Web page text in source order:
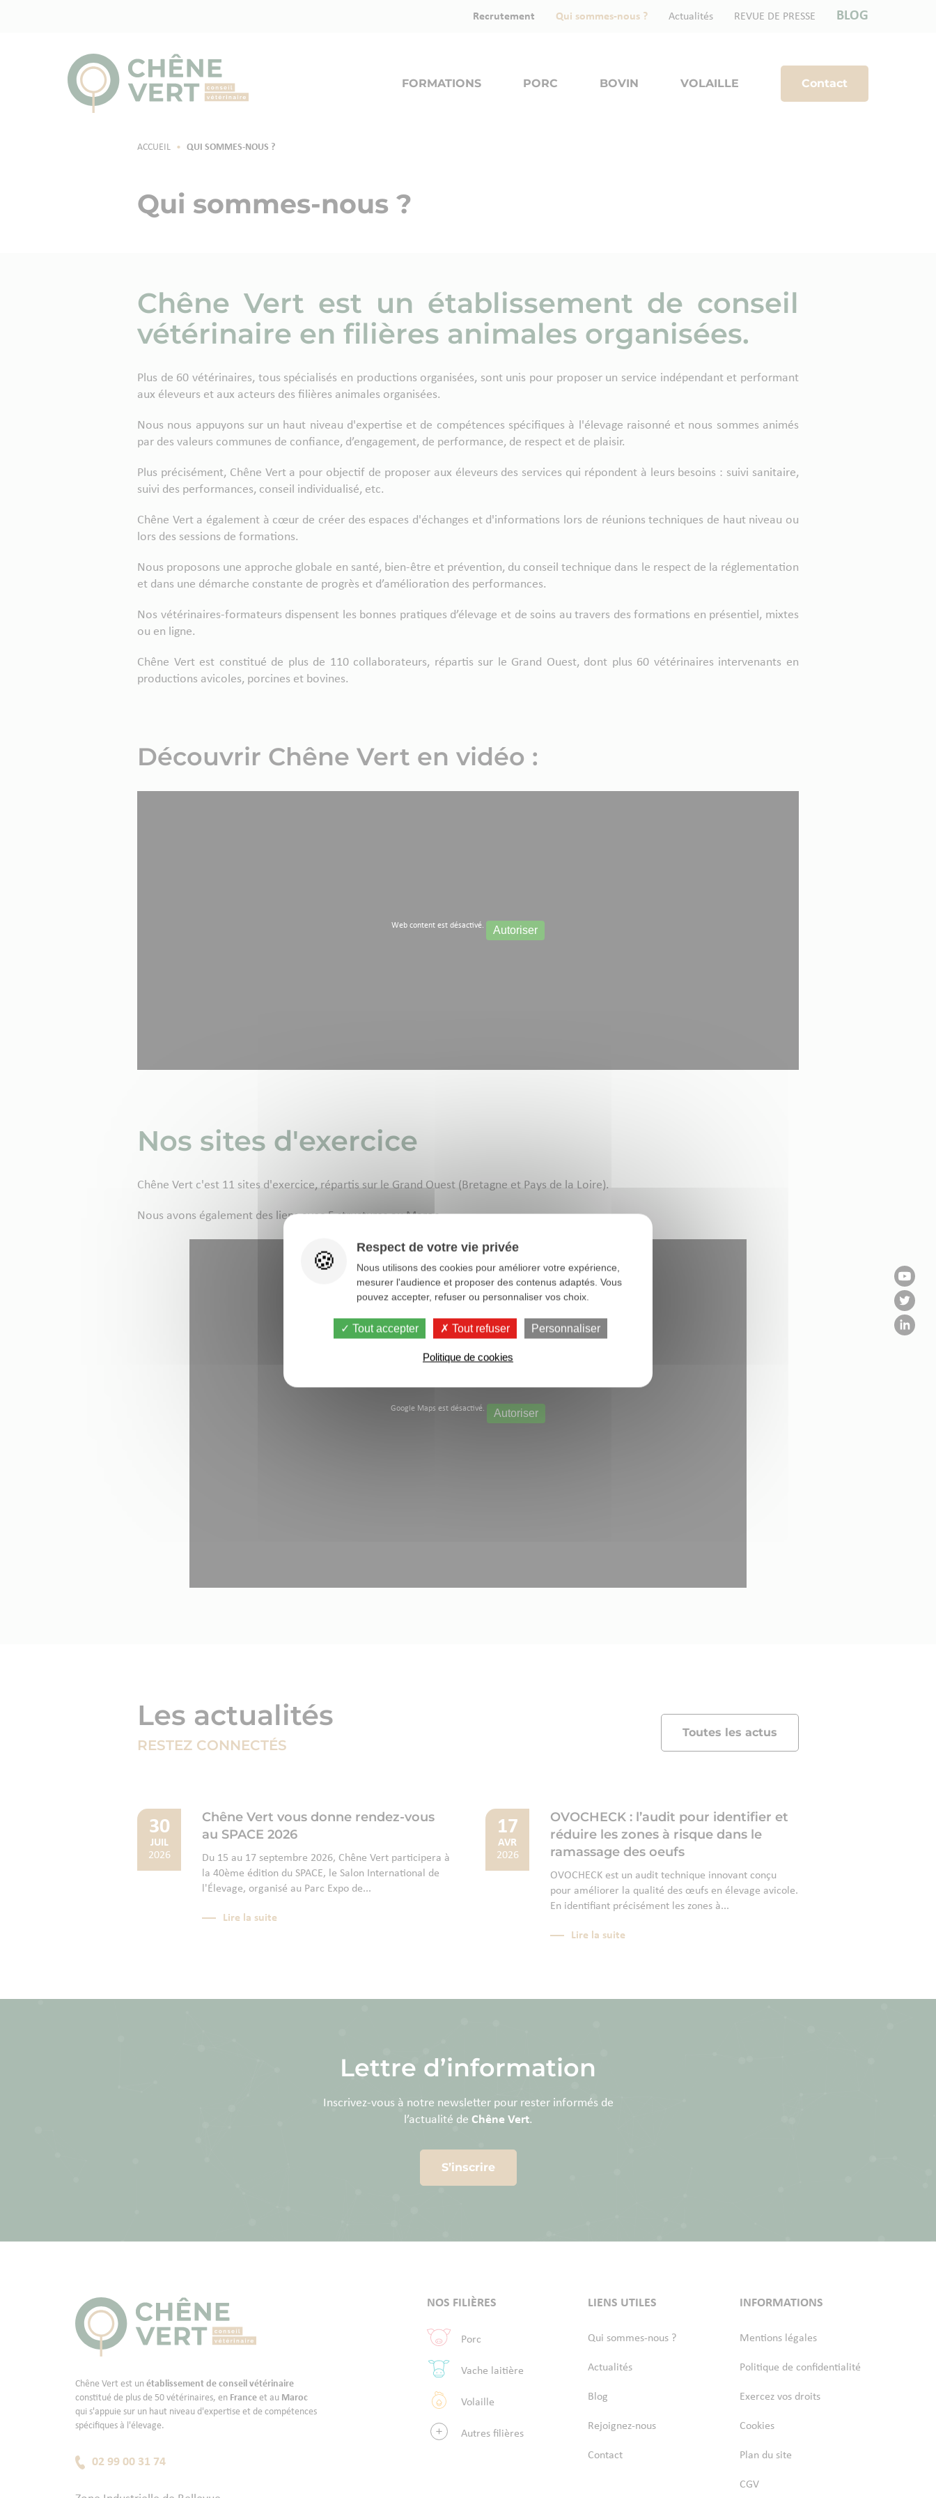
Recrutement Qui sommes-nous ? Actualités REVUE DE PRESSE BLOG
FORMATIONS PORC BOVIN VOLAILLE Contact
ACCUEIL • QUI SOMMES-NOUS ?
Qui sommes-nous ?
Chêne Vert est un établissement de conseil
vétérinaire en filières animales organisées.
Plus de 60 vétérinaires, tous spécialisés en productions organisées, sont unis pour proposer un service indépendant et performant
aux éleveurs et aux acteurs des filières animales organisées.
Nous nous appuyons sur un haut niveau d'expertise et de compétences spécifiques à l'élevage raisonné et nous sommes animés
par des valeurs communes de confiance, d’engagement, de performance, de respect et de plaisir.
Plus précisément, Chêne Vert a pour objectif de proposer aux éleveurs des services qui répondent à leurs besoins : suivi sanitaire,
suivi des performances, conseil individualisé, etc.
Chêne Vert a également à cœur de créer des espaces d'échanges et d'informations lors de réunions techniques de haut niveau ou
lors des sessions de formations.
Nous proposons une approche globale en santé, bien-être et prévention, du conseil technique dans le respect de la réglementation
et dans une démarche constante de progrès et d’amélioration des performances.
Nos vétérinaires-formateurs dispensent les bonnes pratiques d’élevage et de soins au travers des formations en présentiel, mixtes
ou en ligne.
Chêne Vert est constitué de plus de 110 collaborateurs, répartis sur le Grand Ouest, dont plus 60 vétérinaires intervenants en
productions avicoles, porcines et bovines.
Découvrir Chêne Vert en vidéo :
Web content est désactivé. Autoriser
Nos sites d'exercice
Chêne Vert c'est 11 sites d'exercice, répartis sur le Grand Ouest (Bretagne et Pays de la Loire).
Nous avons également des liens avec 5 structures au Maroc.
Google Maps est désactivé. Autoriser
Les actualités
RESTEZ CONNECTÉS
30
JUIL
2026
Chêne Vert vous donne rendez-vous
au SPACE 2026
Du 15 au 17 septembre 2026, Chêne Vert participera à
la 40ème édition du SPACE, le Salon International de
l'Élevage, organisé au Parc Expo de...
Lire la suite
17
AVR
2026
OVOCHECK : l’audit pour identifier et
réduire les zones à risque dans le
ramassage des oeufs
OVOCHECK est un audit technique innovant conçu
pour améliorer la qualité des œufs en élevage avicole.
En identifiant précisément les zones à...
Lire la suite
Toutes les actus
Lettre d’information
Inscrivez-vous à notre newsletter pour rester informés de
l’actualité de Chêne Vert.
S’inscrire
Chêne Vert est un établissement de conseil vétérinaire
constitué de plus de 50 vétérinaires, en Franceet au Maroc
qui s'appuie sur un haut niveau d'expertise et de compétences
spécifiques à l'élevage.
02 99 00 31 74
NOS FILIÈRES
Porc
Vache laitière
Volaille
Autres filières
LIENS UTILES
Qui sommes-nous ?
Actualités
Blog
Rejoignez-nous
Contact
INFORMATIONS
Mentions légales
Politique de confidentialité
Exercez vos droits
Cookies
Plan du site
CGV
Respect de votre vie privée
Nous utilisons des cookies pour améliorer votre expérience,
mesurer l'audience et proposer des contenus adaptés. Vous
pouvez accepter, refuser ou personnaliser vos choix.
Tout accepter Tout refuser Personnaliser
Politique de cookies